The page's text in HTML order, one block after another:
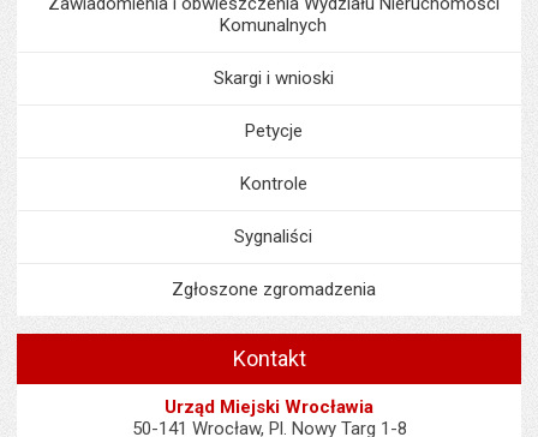
Komunalnych
Skargi i wnioski
Petycje
Kontrole
Sygnaliści
Zgłoszone zgromadzenia
Kontakt
Urząd Miejski Wrocławia
50-141 Wrocław, Pl. Nowy Targ 1-8